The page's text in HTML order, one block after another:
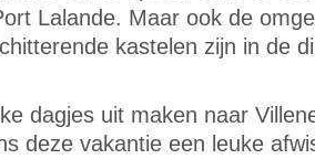
Lalande. Maar ook de
kastelen zijn in de
dagjes uit maken naar
deze vakantie een leuke